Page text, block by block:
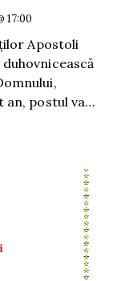
17:00
Apostoli
postul va…